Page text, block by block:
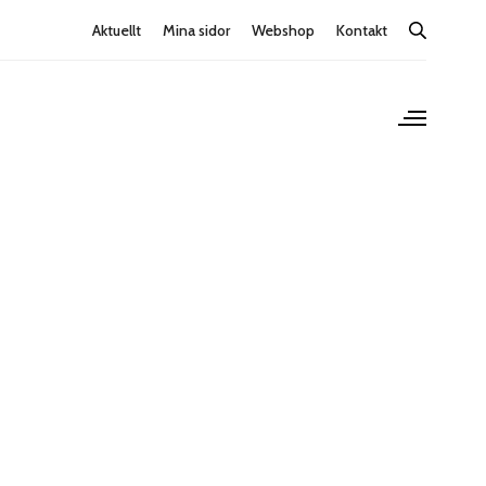
Aktuellt Mina sidor Webshop Kontakt